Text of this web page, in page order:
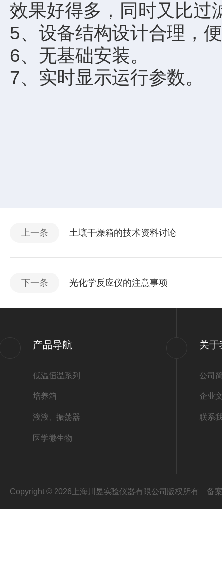
效果好得多，同时又比过
5、设备结构设计合理，
6、无基础安装。
7、实时显示运行参数。
上一条 土壤干燥箱的技术资料讨论
下一条 光化学反应仪的注意事项
产品导航
低温恒温系列
培养箱
液液、振荡器
医学微生物
关于
公司
企业
联系
Copyright © 2026上海川昱实验仪器有限公司版权所有 备